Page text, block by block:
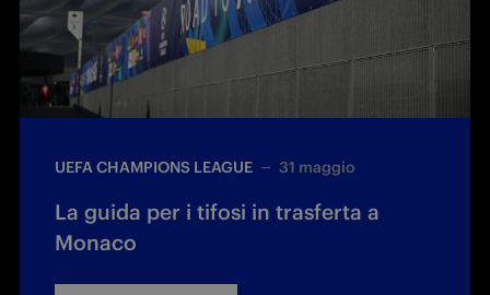
UEFA CHAMPIONS LEAGUE 31 maggio
La guida per i tifosi in trasferta a
Monaco